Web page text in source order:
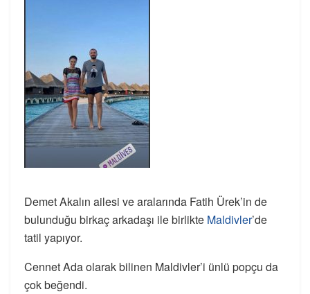
Demet Akalın ailesi ve aralarında Fatih Ürek’in de
bulunduğu birkaç arkadaşı ile birlikte Maldivler’de
tatil yapıyor.
Cennet Ada olarak bilinen Maldivler’i ünlü popçu da
çok beğendi.